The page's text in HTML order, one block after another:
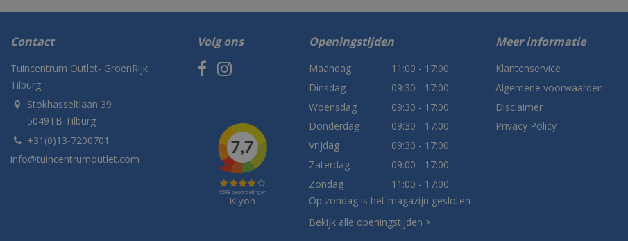
Contact
Tuincentrum Outlet- GroenRijk
Tilburg
Stokhasseltlaan 39
5049TB Tilburg
+31(0)13-7200701
info@tuincentrumoutlet.com
Volg ons Openingstijden
Maandag
11:00 - 17:00
Dinsdag
09:30 - 17:00
Woensdag
09:30 - 17:00
Donderdag
09:30 - 17:00
Vrijdag
09:30 - 17:00
Zaterdag
09:00 - 17:00
Zondag
11:00 - 17:00
Op zondag is het magazijn gesloten
Bekijk alle openingstijden >
Meer informatie
Klantenservice
Algemene voorwaarden
Disclaimer
Privacy Policy